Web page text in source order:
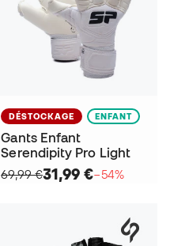
DÉSTOCKAGE ENFANT
Gants Enfant
Serendipity Pro Light
69,99 €31,99 €−54%